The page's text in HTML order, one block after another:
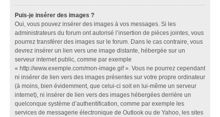
Puis-je insérer des images ?
Oui, vous pouvez insérer des images à vos messages. Si les
administrateurs du forum ont autorisé l’insertion de pièces jointes, vous
pourrez transférer des images sur le forum. Dans le cas contraire, vous
devrez insérer un lien vers une image distante, hébergée sur un
serveur internet public, comme par exemple
« http://www.exemple.com/mon-image.gif ». Vous ne pourrez cependant
ni insérer de lien vers des images présentes sur votre propre ordinateur
(à moins, bien évidemment, que celui-ci soit en lui-même un serveur
internet), ni insérer de lien vers des images hébergées derrière un
quelconque système d’authentification, comme par exemple les
services de messagerie électronique de Outlook ou de Yahoo, les sites